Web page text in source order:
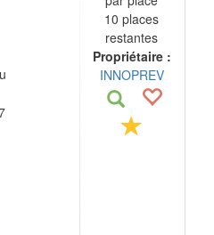
10 places
restantes
Propriétaire :
INNOPREV